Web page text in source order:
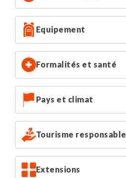
Equipement
Formalités et santé
Pays et climat
Tourisme responsable
Extensions